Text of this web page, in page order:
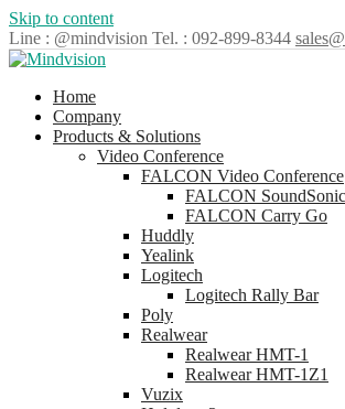
Skip to content
Line : @mindvision Tel. : 092-899-8344
Home
Company
Products & Solutions
Video Conference
FALCON Video Conference
FALCON SoundSonic
FALCON Carry Go
Huddly
Yealink
Logitech
Logitech Rally Bar
Poly
Realwear
Realwear HMT-1
Realwear HMT-1Z1
Vuzix